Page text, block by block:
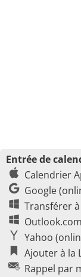
Entrée de
Calendrier
Google
Transférer
Yahoo
Ajouter à la
Rappel par